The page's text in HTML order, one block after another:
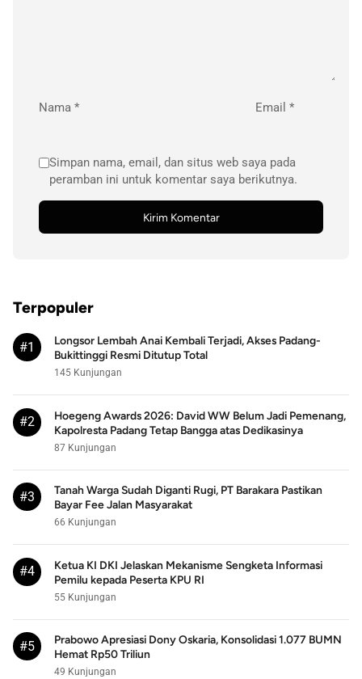
Nama * Email *
Simpan nama, email, dan situs web saya pada
peramban ini untuk komentar saya berikutnya.
Terpopuler
#1
Longsor Lembah Anai Kembali Terjadi, Akses Padang-
Bukittinggi Resmi Ditutup Total
145 Kunjungan
#2
Hoegeng Awards 2026: David WW Belum Jadi Pemenang,
Kapolresta Padang Tetap Bangga atas Dedikasinya
87 Kunjungan
#3
Tanah Warga Sudah Diganti Rugi, PT Barakara Pastikan
Bayar Fee Jalan Masyarakat
66 Kunjungan
#4
Ketua KI DKI Jelaskan Mekanisme Sengketa Informasi
Pemilu kepada Peserta KPU RI
55 Kunjungan
#5
Prabowo Apresiasi Dony Oskaria, Konsolidasi 1.077 BUMN
Hemat Rp50 Triliun
49 Kunjungan